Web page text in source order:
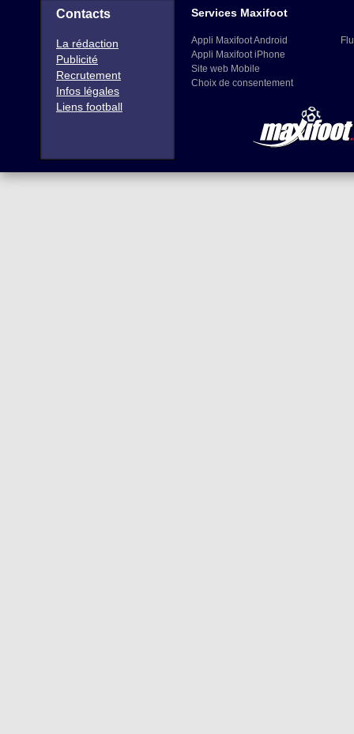
Contacts
La rédaction
Publicité
Recrutement
Infos légales
Liens football
Services Maxifoot
Appli Maxifoot Android
Appli Maxifoot iPhone
Site web Mobile
Choix de consentement